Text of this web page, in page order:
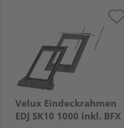
Velux Eindeckrahmen
EDJ SK10 1000 inkl. BFX